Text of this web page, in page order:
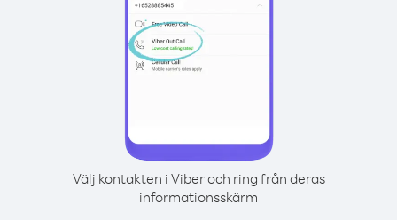
Välj kontakten i Viber och ring från deras
informationsskärm